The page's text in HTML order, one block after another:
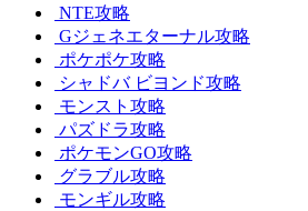
NTE攻略
Gジェネエターナル攻略
ポケポケ攻略
シャドバ ビヨンド攻略
モンスト攻略
パズドラ攻略
ポケモンGO攻略
グラブル攻略
モンギル攻略